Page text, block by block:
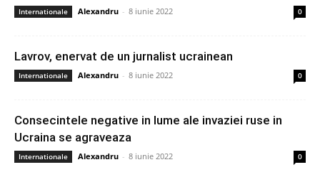
Internationale Alexandru - 8 iunie 2022 0
Lavrov, enervat de un jurnalist ucrainean
Internationale Alexandru - 8 iunie 2022 0
Consecintele negative in lume ale invaziei ruse in
Ucraina se agraveaza
Internationale Alexandru - 8 iunie 2022 0